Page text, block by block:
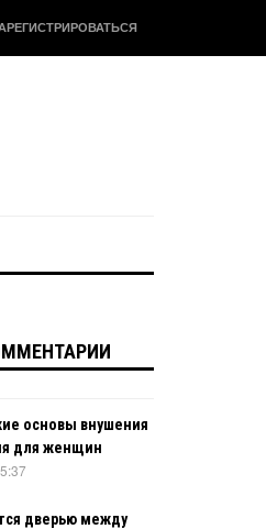
основы внушения
для женщин
дверью между